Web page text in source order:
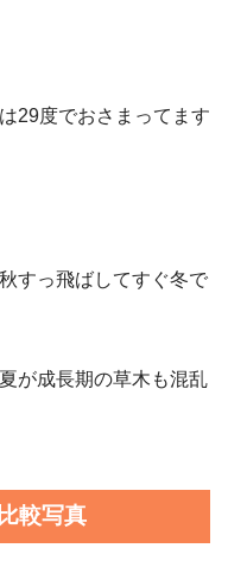
29度でおさまってます
すっ飛ばしてすぐ冬で
が成長期の草木も混乱
較写真